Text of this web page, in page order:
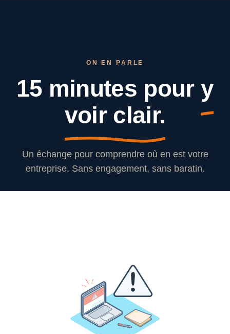
ON EN PARLE
15 minutes pour y
voir clair.
Un échange pour comprendre où en est votre
entreprise. Sans engagement, sans baratin.